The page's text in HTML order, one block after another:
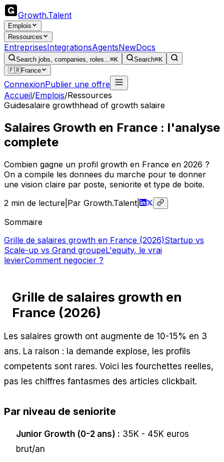
Growth.Talent
Emplois
Ressources
EntreprisesIntegrationsAgentsNewDocs
Search jobs, companies, roles...⌘K Search⌘K
🇫🇷France
ConnexionPublier une offre
Accueil/Emplois/Ressources
Guidesalaire growthhead of growth salaire
Salaires Growth en France : l'analyse
complete
Combien gagne un profil growth en France en 2026 ?
On a compile les donnees du marche pour te donner
une vision claire par poste, seniorite et type de boite.
2 min de lecture Par Growth.Talent
Sommaire
Grille de salaires growth en France (2026)Startup vs
Scale-up vs Grand groupeL'equity, le vrai
levierComment negocier ?
Grille de salaires growth en
France (2026)
Les salaires growth ont augmente de 10-15% en 3
ans. La raison : la demande explose, les profils
competents sont rares. Voici les fourchettes reelles,
pas les chiffres fantasmes des articles clickbait.
Par niveau de seniorite
Junior Growth (0-2 ans) : 35K - 45K euros
brut/an